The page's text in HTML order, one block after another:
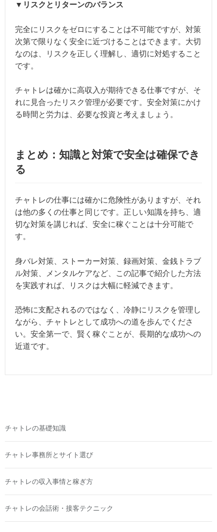
▼リスクとリターンのバランス
完全にリスクをゼロにすることは不可能ですが、対策
次第で限りなく安全に近づけることはできます。大切
なのは、リスクを正しく理解し、適切に対処すること
です。
チャトレは確かに高収入が期待できる仕事ですが、そ
れに見合ったリスク管理が必要です。安全対策にかけ
る時間と労力は、必要な投資と考えましょう。
まとめ：知識と対策で安全は確保でき
る
チャトレの仕事には確かに危険性がありますが、それ
は他の多くの仕事と同じです。正しい知識を持ち、適
切な対策を講じれば、安全に稼ぐことは十分可能で
す。
身バレ対策、ストーカー対策、録画対策、金銭トラブ
ル対策、メンタルケアなど、この記事で紹介した方法
を実践すれば、リスクは大幅に軽減できます。
恐怖に支配されるのではなく、冷静にリスクを管理し
ながら、チャトレとして成功への道を歩んでくださ
い。安全第一で、賢く稼ぐことが、長期的な成功への
近道です。
チャトレの基礎知識
チャトレ事務所とサイト選び
チャトレの収入事情と稼ぎ方
チャトレの会話術・接客テクニック